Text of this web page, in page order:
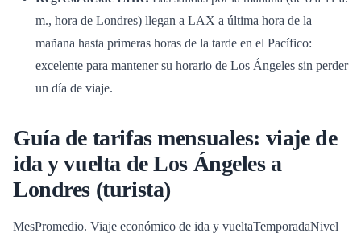
m., hora de Londres) llegan a LAX a última hora de la
mañana hasta primeras horas de la tarde en el Pacífico:
excelente para mantener su horario de Los Ángeles sin perder
un día de viaje.
Guía de tarifas mensuales: viaje de
ida y vuelta de Los Ángeles a
Londres (turista)
MesPromedio. Viaje económico de ida y vueltaTemporadaNivel